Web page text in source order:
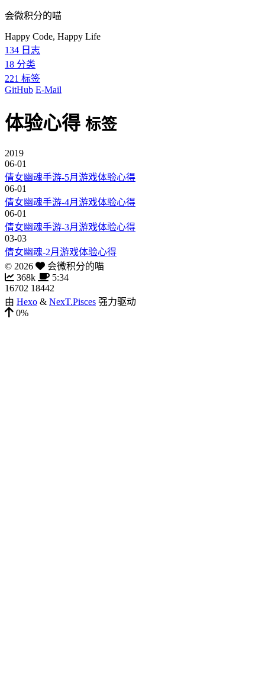
会微积分的喵
Happy Code, Happy Life
134 日志
18 分类
221 标签
GitHub E-Mail
体验心得 标签
2019
06-01
倩女幽魂手游-5月游戏体验心得
06-01
倩女幽魂手游-4月游戏体验心得
06-01
倩女幽魂手游-3月游戏体验心得
03-03
倩女幽魂-2月游戏体验心得
© 2026
会微积分的喵
368k
5:34
16702 18442
由 Hexo & NexT.Pisces 强力驱动
0%